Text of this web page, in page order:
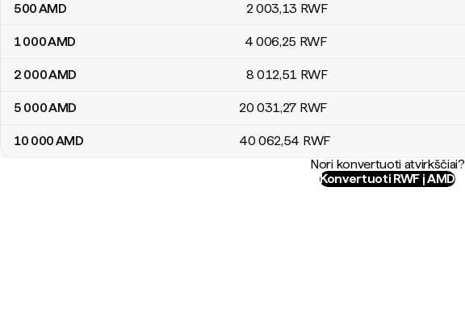
500AMD 2 003,13 RWF
1 000AMD 4 006,25 RWF
2 000AMD 8 012,51 RWF
5 000AMD 20 031,27 RWF
10 000AMD 40 062,54 RWF
Nori konvertuoti atvirkščiai?
Konvertuoti RWF į AMD